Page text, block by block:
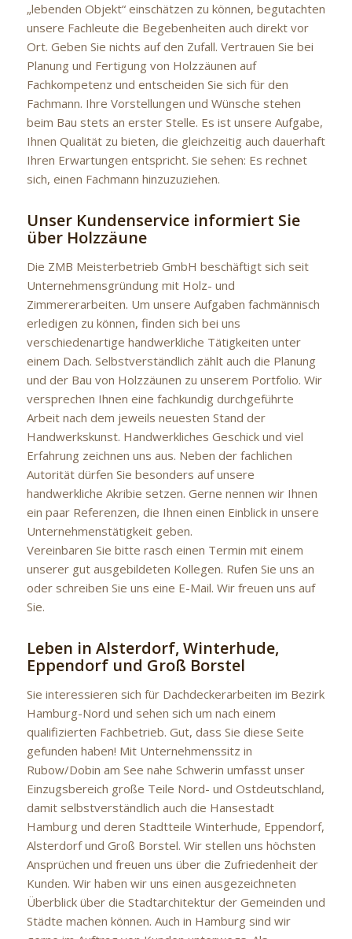
„lebenden Objekt“ einschätzen zu können, begutachten
unsere Fachleute die Begebenheiten auch direkt vor
Ort. Geben Sie nichts auf den Zufall. Vertrauen Sie bei
Planung und Fertigung von Holzzäunen auf
Fachkompetenz und entscheiden Sie sich für den
Fachmann. Ihre Vorstellungen und Wünsche stehen
beim Bau stets an erster Stelle. Es ist unsere Aufgabe,
Ihnen Qualität zu bieten, die gleichzeitig auch dauerhaft
Ihren Erwartungen entspricht. Sie sehen: Es rechnet
sich, einen Fachmann hinzuzuziehen.
Unser Kundenservice informiert Sie
über Holzzäune
Die ZMB Meisterbetrieb GmbH beschäftigt sich seit
Unternehmensgründung mit Holz- und
Zimmererarbeiten. Um unsere Aufgaben fachmännisch
erledigen zu können, finden sich bei uns
verschiedenartige handwerkliche Tätigkeiten unter
einem Dach. Selbstverständlich zählt auch die Planung
und der Bau von Holzzäunen zu unserem Portfolio. Wir
versprechen Ihnen eine fachkundig durchgeführte
Arbeit nach dem jeweils neuesten Stand der
Handwerkskunst. Handwerkliches Geschick und viel
Erfahrung zeichnen uns aus. Neben der fachlichen
Autorität dürfen Sie besonders auf unsere
handwerkliche Akribie setzen. Gerne nennen wir Ihnen
ein paar Referenzen, die Ihnen einen Einblick in unsere
Unternehmenstätigkeit geben.
Vereinbaren Sie bitte rasch einen Termin mit einem
unserer gut ausgebildeten Kollegen. Rufen Sie uns an
oder schreiben Sie uns eine E-Mail. Wir freuen uns auf
Sie.
Leben in Alsterdorf, Winterhude,
Eppendorf und Groß Borstel
Sie interessieren sich für Dachdeckerarbeiten im Bezirk
Hamburg-Nord und sehen sich um nach einem
qualifizierten Fachbetrieb. Gut, dass Sie diese Seite
gefunden haben! Mit Unternehmenssitz in
Rubow/Dobin am See nahe Schwerin umfasst unser
Einzugsbereich große Teile Nord- und Ostdeutschland,
damit selbstverständlich auch die Hansestadt
Hamburg und deren Stadtteile Winterhude, Eppendorf,
Alsterdorf und Groß Borstel. Wir stellen uns höchsten
Ansprüchen und freuen uns über die Zufriedenheit der
Kunden. Wir haben wir uns einen ausgezeichneten
Überblick über die Stadtarchitektur der Gemeinden und
Städte machen können. Auch in Hamburg sind wir